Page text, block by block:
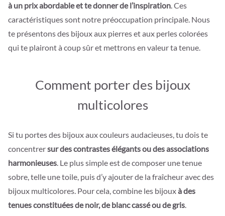
à un prix abordable et te donner de l’inspiration. Ces
caractéristiques sont notre préoccupation principale. Nous
te présentons des bijoux aux pierres et aux perles colorées
qui te plairont à coup sûr et mettrons en valeur ta tenue.
Comment porter des bijoux
multicolores
Si tu portes des bijoux aux couleurs audacieuses, tu dois te
concentrersur des contrastes élégants ou des associations
harmonieuses. Le plus simple est de composer une tenue
sobre, telle une toile, puis d’y ajouter de la fraîcheur avec des
bijoux multicolores. Pour cela, combine les bijouxà des
tenues constituées de noir, de blanc cassé ou de gris.